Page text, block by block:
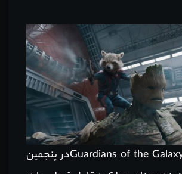
فیلم Guardians of the Galaxy Vol. 3در پنجمین